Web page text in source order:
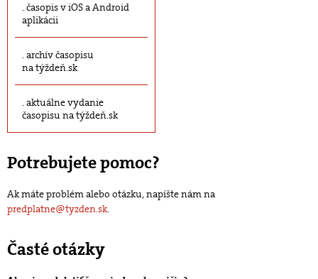
časopis v iOS a Android
aplikácii
archív časopisu
na týždeň.sk
aktuálne vydanie
časopisu na týždeň.sk
Potrebujete pomoc?
Ak máte problém alebo otázku, napíšte nám na
predplatne@tyzden.sk.
Časté otázky